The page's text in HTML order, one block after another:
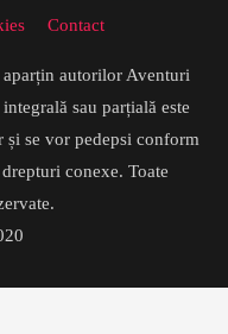
Contact
autorilor Aventuri
sau parțială este
se vor pedepsi conform
conexe. Toate